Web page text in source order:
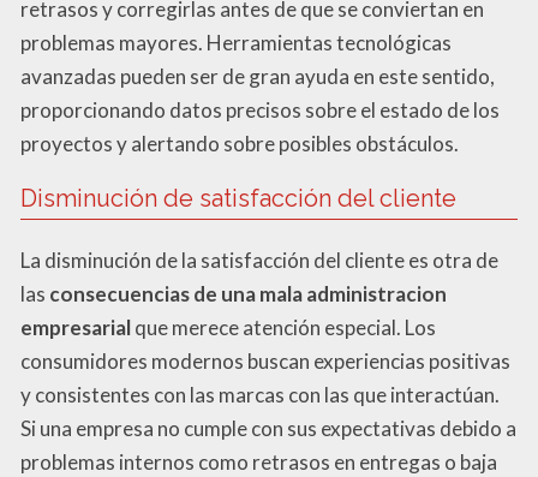
retrasos y corregirlas antes de que se conviertan en
problemas mayores. Herramientas tecnológicas
avanzadas pueden ser de gran ayuda en este sentido,
proporcionando datos precisos sobre el estado de los
proyectos y alertando sobre posibles obstáculos.
Disminución de satisfacción del cliente
La disminución de la satisfacción del cliente es otra de
las consecuencias de una mala administracion
empresarialque merece atención especial. Los
consumidores modernos buscan experiencias positivas
y consistentes con las marcas con las que interactúan.
Si una empresa no cumple con sus expectativas debido a
problemas internos como retrasos en entregas o baja